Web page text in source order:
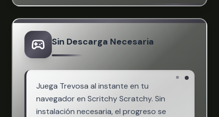
Sin Descarga Necesaria
Juega Trevosa al instante en tu
navegador en Scritchy Scratchy. Sin
instalación necesaria, el progreso se